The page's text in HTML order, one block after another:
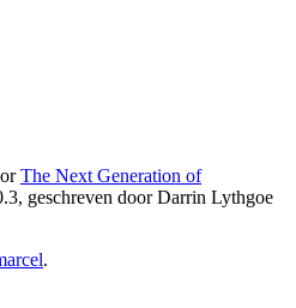
The Next Generation of
geschreven door Darrin Lythgoe
.